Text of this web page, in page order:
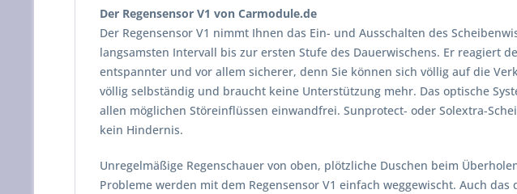
Der Regensensor V1 von Carmodule.de
Der Regensensor V1 nimmt Ihnen das Ein- und Ausschalten des
langsamsten Intervall bis zur ersten Stufe des Dauerwischens. Er reagiert
entspannter und vor allem sicherer, denn Sie können sich völlig auf die
völlig selbständig und braucht keine Unterstützung mehr. Das optische
allen möglichen Störeinflüssen einwandfrei. Sunprotect- oder Solextra-
kein Hindernis.
Unregelmäßige Regenschauer von oben, plötzliche Duschen beim
Probleme werden mit dem Regensensor V1 einfach weggewischt. Auch